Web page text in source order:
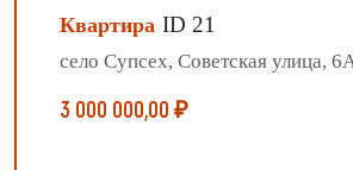
Квартира ID 21
село Супсех, Советская улица,
3 000 000,00 ₽